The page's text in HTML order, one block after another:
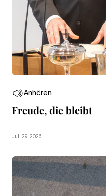
Anhören
Freude, die bleibt
Juli 29, 2026